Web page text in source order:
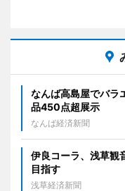
なんば高島屋でバ
品450点超展示
なんば経済新聞
伊良コーラ、浅草
目指す
浅草経済新聞